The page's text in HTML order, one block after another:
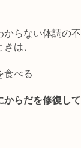
からない体調の
は、
食べる
からだを修復し